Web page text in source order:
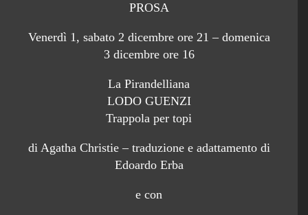
PROSA
Venerdì 1, sabato 2 dicembre ore 21 – domenica
3 dicembre ore 16
La Pirandelliana
LODO GUENZI
Trappola per topi
di Agatha Christie – traduzione e adattamento di
Edoardo Erba
e con